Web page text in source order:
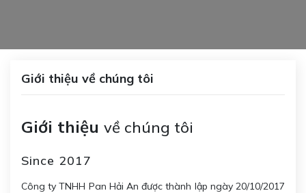
Giới thiệu về chúng tôi
Giới thiệu về chúng tôi
Since 2017
Công ty TNHH Pan Hải An được thành lập ngày 20/10/2017